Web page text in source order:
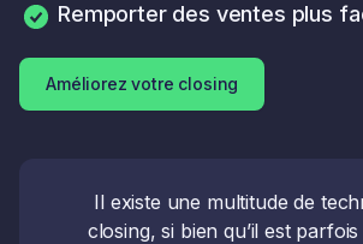
Remporter des ventes plus
Améliorez votre closing
Il existe une multitude de
closing, si bien qu’il est